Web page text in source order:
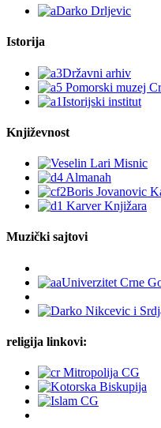
Istorija
Književnost
Muzički sajtovi
religija linkovi: